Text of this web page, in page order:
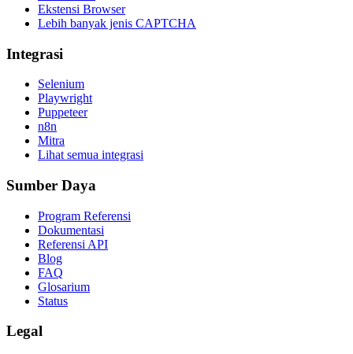
Ekstensi Browser
Lebih banyak jenis CAPTCHA
Integrasi
Selenium
Playwright
Puppeteer
n8n
Mitra
Lihat semua integrasi
Sumber Daya
Program Referensi
Dokumentasi
Referensi API
Blog
FAQ
Glosarium
Status
Legal